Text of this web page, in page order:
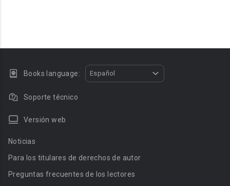
Books language: Español
Soporte técnico
Versión web
Noticias
Para los titulares de derechos de autor
Preguntas frecuentes de los lectores